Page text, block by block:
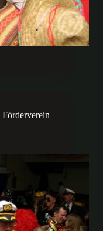
Förderverein